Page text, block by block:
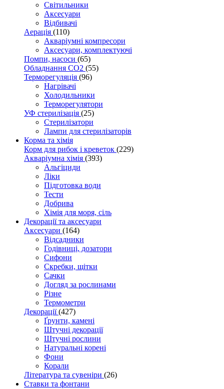
Світильники
Аксесуари
Відбивачі
Аерація (110)
Акваріумні компресори
Аксесуари, комплектуючі
Помпи, насоси (65)
Обладнання CO2 (55)
Терморегуляція (96)
Нагрівачі
Холодильники
Терморегулятори
УФ стерилізація (25)
Стерилізатори
Лампи для стерилізаторів
Корма та хімія
Корм для рибок і креветок (229)
Акваріумна хімія (393)
Альгіциди
Ліки
Підготовка води
Тести
Добрива
Хімія для моря, сіль
Декорації та аксесуари
Аксесуари (164)
Відсадники
Годівниці, дозатори
Сифони
Скребки, щітки
Сачки
Догляд за рослинами
Різне
Термометри
Декорації(427)
Ґрунти, камені
Штучні декорації
Штучні рослини
Натуральні корені
Фони
Корали
Література та сувеніри (26)
Ставки та фонтани